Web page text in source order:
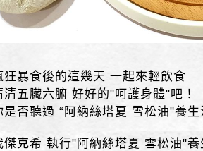
狂暴食後的這幾天 一起來輕飲食
清五臟六腑 好好的"呵護身體"吧！
是否聽過 “阿納絲塔夏 雪松油"養
傑克希 執行"阿納絲塔夏 雪松油"養